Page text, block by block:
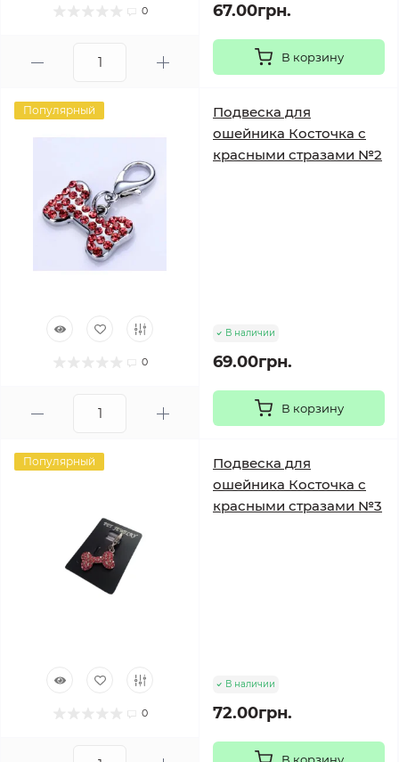
0 67.00грн.
В корзину
Популярный
0
Подвеска для
ошейника Косточка с
красными стразами №2
В наличии
69.00грн.
В корзину
Популярный
0
Подвеска для
ошейника Косточка с
красными стразами №3
В наличии
72.00грн.